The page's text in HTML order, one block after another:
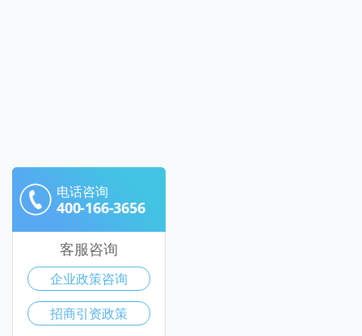
电话咨询
400-166-3656
客服咨询
企业政策咨询
招商引资政策